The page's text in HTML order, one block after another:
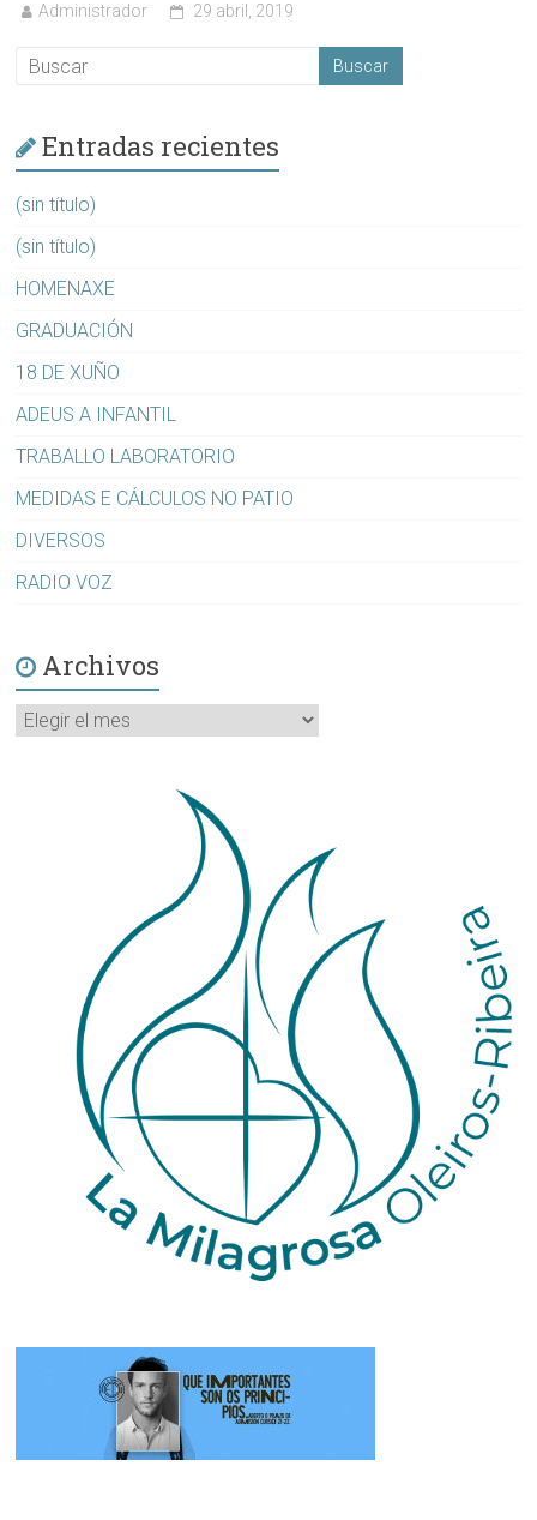
Administrador 29 abril, 2019
Entradas recientes
(sin título)
(sin título)
HOMENAXE
GRADUACIÓN
18 DE XUÑO
ADEUS A INFANTIL
TRABALLO LABORATORIO
MEDIDAS E CÁLCULOS NO PATIO
DIVERSOS
RADIO VOZ
Archivos
Archivos